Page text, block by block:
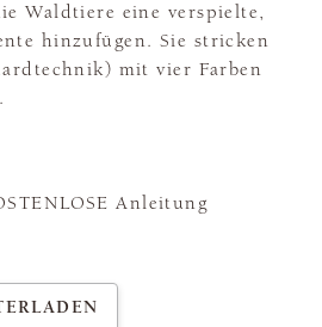
Waldtiere eine verspielte,
hinzufügen. Sie stricken
mit vier Farben
Anleitung